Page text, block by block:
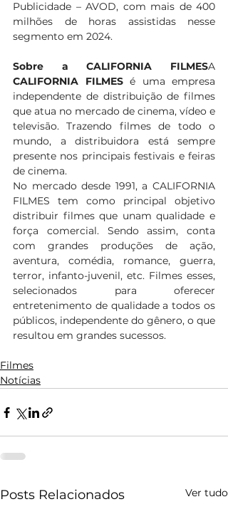
Publicidade – AVOD, com mais de 400
milhões de horas assistidas nesse
segmento em 2024.
Sobre a CALIFORNIA FILMES
CALIFORNIA FILMES é uma empresa
independente de distribuição de filmes
que atua no mercado de cinema, vídeo e
televisão. Trazendo filmes de todo o
mundo, a distribuidora está sempre
presente nos principais festivais e feiras
de cinema.
No mercado desde 1991, a CALIFORNIA
FILMES tem como principal objetivo
distribuir filmes que unam qualidade e
força comercial. Sendo assim, conta
com grandes produções de ação,
aventura, comédia, romance, guerra,
terror, infanto-juvenil, etc. Filmes esses,
selecionados para oferecer
entretenimento de qualidade a todos os
públicos, independente do gênero, o que
resultou em grandes sucessos.
Filmes
Notícias
Posts Relacionados Ver tudo